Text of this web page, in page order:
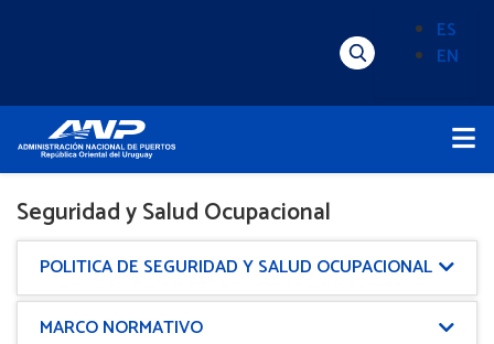
idioma
(Content)
ES
EN
Menú
Principal
Seguridad y Salud Ocupacional
POLITICA DE SEGURIDAD Y SALUD OCUPACIONAL
MARCO NORMATIVO